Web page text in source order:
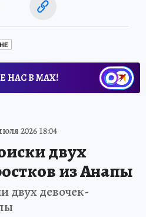
НАС В МАХ!
2026 18:04
двух
из Анапы
двух девочек-